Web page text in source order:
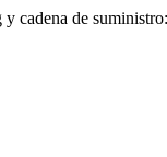
de